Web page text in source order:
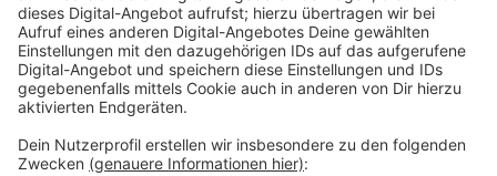
endgültiger Ausstieg aus der Atomkraft in Belgien ist
die Abschaltung von Tihange 2 aber noch nicht. Um die
Energiesicherheit in Belgien zu gewährleisten ist
geplant, andere Meiler noch bis 2035 weiterlaufen zu
lassen.
Anzeige